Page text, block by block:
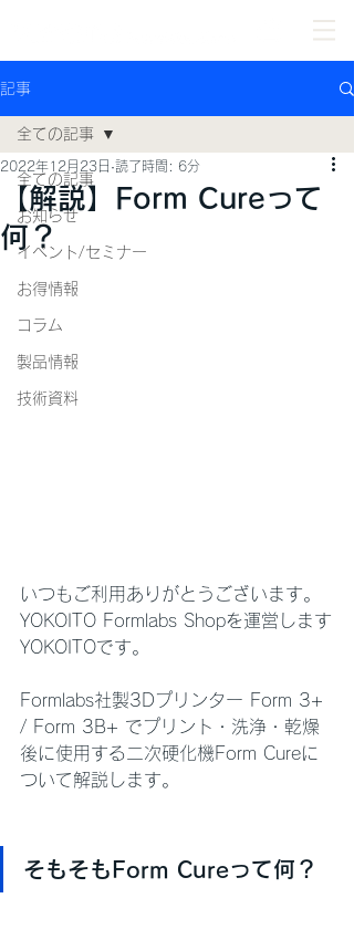
記事
全ての記事
お知らせ
イベント/セミナー
お得情報
コラム
製品情報
技術資料
全ての記事
【解説】Form Cureって
何？
2022年12月23日 読了時間: 6分
いつもご利用ありがとうございます。
YOKOITO Formlabs Shopを運営します
YOKOITOです。
Formlabs社製3Dプリンター Form 3+
/ Form 3B+ でプリント・洗浄・乾燥
後に使用する二次硬化機Form Cureに
ついて解説します。
そもそもForm Cureって何？